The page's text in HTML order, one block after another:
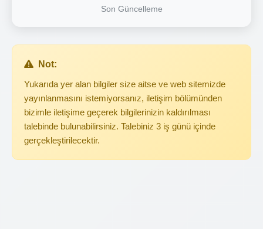
Son Güncelleme
Not:
Yukarıda yer alan bilgiler size aitse ve web sitemizde
yayınlanmasını istemiyorsanız, iletişim bölümünden
bizimle iletişime geçerek bilgilerinizin kaldırılması
talebinde bulunabilirsiniz. Talebiniz 3 iş günü içinde
gerçekleştirilecektir.